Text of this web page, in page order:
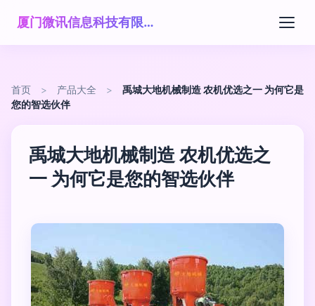
厦门微讯信息科技有限公司
首页 > 产品大全 >
禹城大地机械制造 农机优选之一 为何它是
您的智选伙伴
禹城大地机械制造 农机优选之
一 为何它是您的智选伙伴